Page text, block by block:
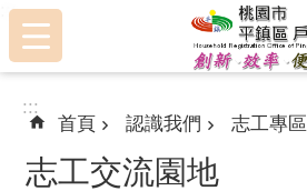
跳到主要內容區塊
:::
:::
首頁 認識我們 志工專區
志工交流園地